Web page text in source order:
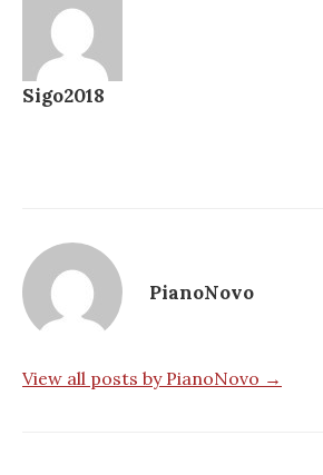
Sigo2018
PianoNovo
View all posts by PianoNovo →